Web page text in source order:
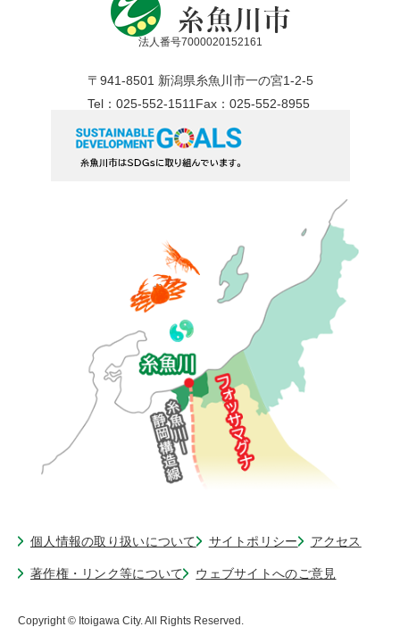
法人番号7000020152161
〒941-8501 新潟県糸魚川市一の宮1-2-5
Tel：025-552-1511 Fax：025-552-8955
個人情報の取り扱いについて サイトポリシー アクセス
著作権・リンク等について ウェブサイトへのご意見
Copyright © Itoigawa City. All Rights Reserved.